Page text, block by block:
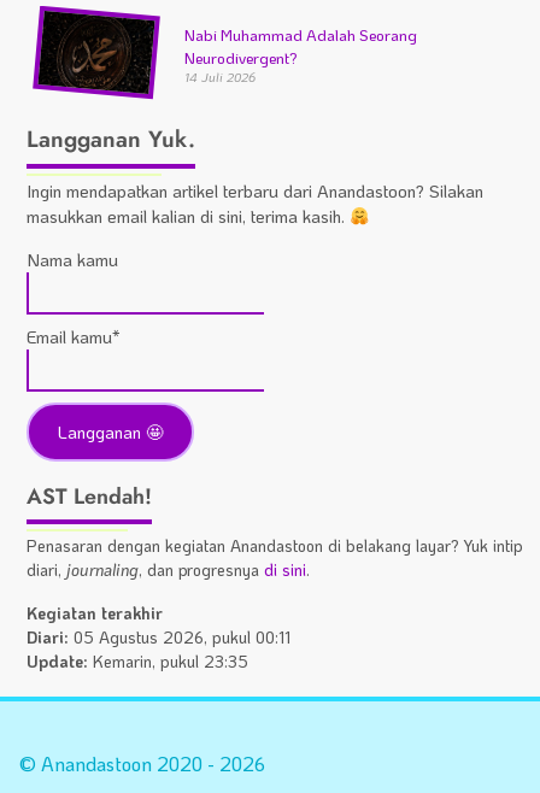
Nabi Muhammad Adalah Seorang
Neurodivergent?
14 Juli 2026
Langganan Yuk.
Ingin mendapatkan artikel terbaru dari Anandastoon? Silakan
masukkan email kalian di sini, terima kasih.
Nama kamu
Email kamu*
AST Lendah!
Penasaran dengan kegiatan Anandastoon di belakang layar? Yuk intip
diari, journaling, dan progresnyadi sini.
Kegiatan terakhir
Diari:05 Agustus 2026, pukul 00:11
Update:Kemarin, pukul 23:35
Statistik
© Anandastoon 2020 - 2026